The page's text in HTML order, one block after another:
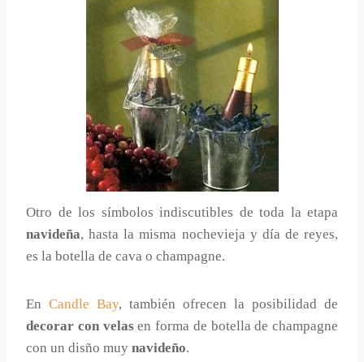
Otro de los símbolos indiscutibles de toda la etapa
navideña, hasta la misma nochevieja y día de reyes,
es la botella de cava o champagne.
En Candle Bay, también ofrecen la posibilidad de
decorar con velasen forma de botella de champagne
con un disño muy navideño.